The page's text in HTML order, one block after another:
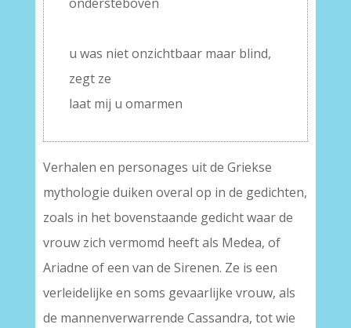
ondersteboven
u was niet onzichtbaar maar blind,
zegt ze
laat mij u omarmen
Verhalen en personages uit de Griekse
mythologie duiken overal op in de gedichten,
zoals in het bovenstaande gedicht waar de
vrouw zich vermomd heeft als Medea, of
Ariadne of een van de Sirenen. Ze is een
verleidelijke en soms gevaarlijke vrouw, als
de mannenverwarrende Cassandra, tot wie